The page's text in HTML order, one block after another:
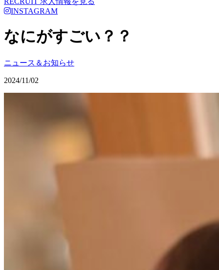
INSTAGRAM
なにがすごい？？
ニュース＆お知らせ
2024/11/02